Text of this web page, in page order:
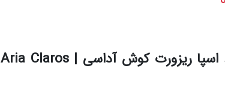
به گزارش اردکان خبر، هتل آریا کلاروس بیچ اند اسپا ریزورت کوش آداسی | Aria Claros